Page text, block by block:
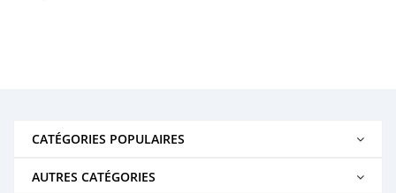
CATÉGORIES POPULAIRES
AUTRES CATÉGORIES